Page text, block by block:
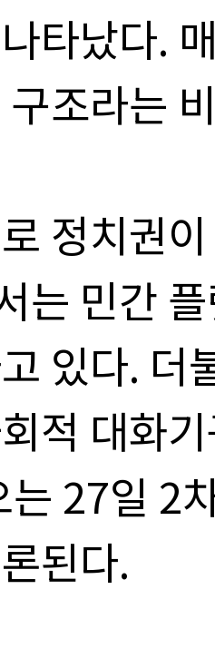
타났다.
조라는
정치권
는 민간
있다. 더
적 대화
는 27일 2
된다.